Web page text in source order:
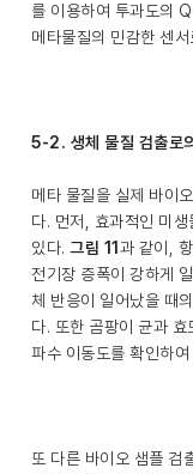
를 이용하여 투과도
메타물질의 민감한 센
5-2. 생체 물질 검출로
메타 물질을 실제 바이
다. 먼저, 효과적인 미
있다. 그림 11 과 같이,
전기장 증폭이 강하게
체 반응이 일어났을 때
다. 또한 곰팡이 균과
파수 이동도를 확인하
또 다른 바이오 샘플 검